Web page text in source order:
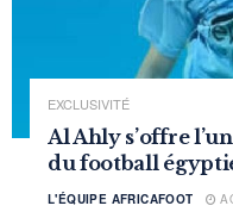
EXCLUSIVITÉ
Al Ahly s’offre
du football
L'ÉQUIPE AFRICAFOOT